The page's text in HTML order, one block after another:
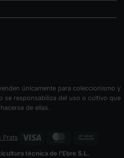
únicamente para coleccionismo y
se responsabiliza del uso o cultivo que
de ellas.
Prats Visa MasterCard
tècnica de l'Ebre S.L.